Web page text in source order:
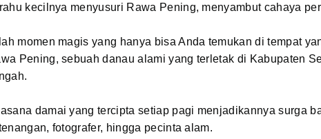
kecilnya menyusuri Rawa Pening, menyambut cahaya
momen magis yang hanya bisa Anda temukan di tempat
Pening, sebuah danau alami yang terletak di Kabupaten
damai yang tercipta setiap pagi menjadikannya surga
fotografer, hingga pecinta alam.